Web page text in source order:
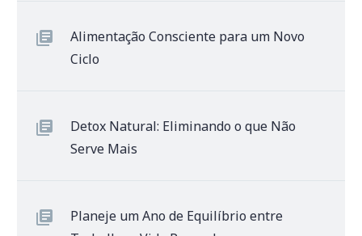
Alimentação Consciente para um Novo
Ciclo
Detox Natural: Eliminando o que Não
Serve Mais
Planeje um Ano de Equilíbrio entre